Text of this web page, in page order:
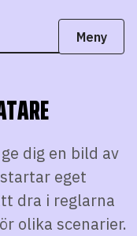
dig en bild av
eget
dra i reglarna
olika scenarier.